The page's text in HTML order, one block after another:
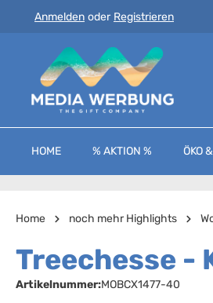
Hauptinhalt springen
Zur Suche springen
Zur Hauptnavigation springen
Anmelden oder Registrieren
HOME % AKTION % ÖKO
Home noch mehr Highlights
Treechesse -
Artikelnummer:MOBCX1477-40